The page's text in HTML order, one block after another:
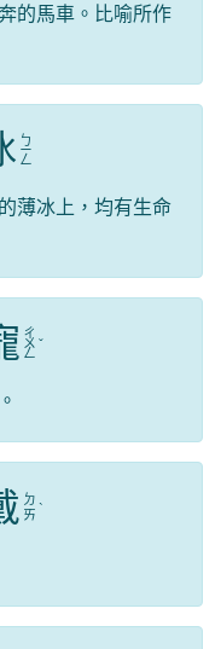
的馬車。比喻所作
ㄅ
ㄧ
ㄥ
薄冰上，均有生命
ㄔ
ㄨ
ㄥ
ˇ
ㄉ
ㄞ ˋ